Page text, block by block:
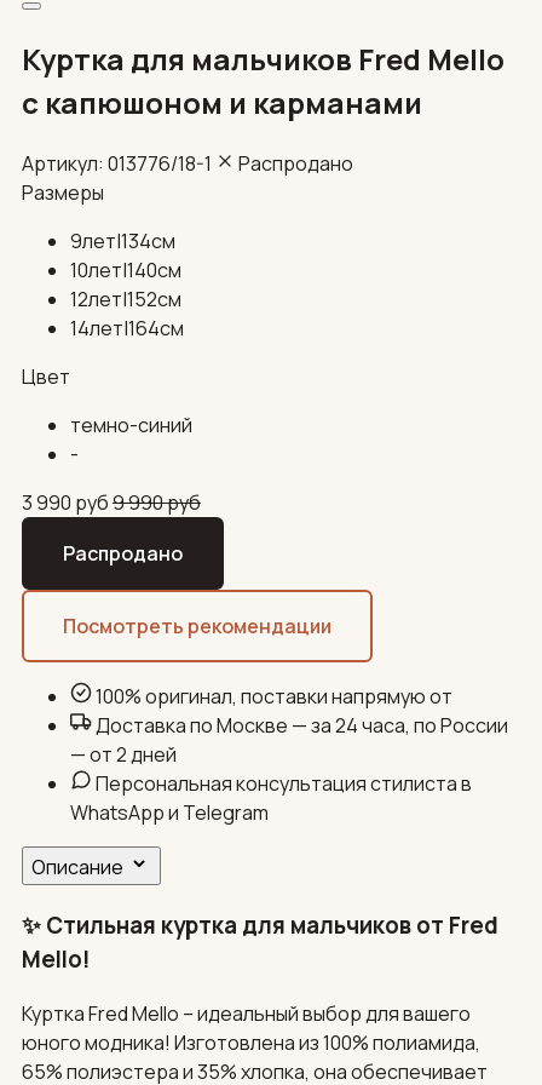
Куртка для мальчиков Fred Mello
с капюшоном и карманами
Артикул: 013776/18-1
Распродано
Размеры
9лет|134см
10лет|140см
12лет|152см
14лет|164см
Цвет
темно-синий
-
3 990 руб9 990руб
Распродано
Посмотреть рекомендации
100% оригинал, поставки напрямую от
Доставка по Москве — за 24 часа, по России
— от 2 дней
Персональная консультация стилиста в
WhatsApp и Telegram
Описание
✨ Стильная куртка для мальчиков от Fred
Mello!
Куртка Fred Mello – идеальный выбор для вашего
юного модника! Изготовлена из 100% полиамида,
65% полиэстера и 35% хлопка, она обеспечивает